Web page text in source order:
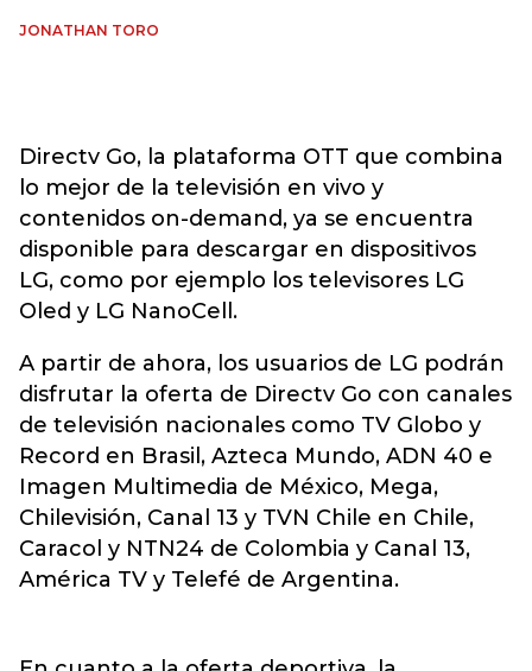
JONATHAN TORO
Directv Go, la plataforma OTT que combina
lo mejor de la televisión en vivo y
contenidos on-demand, ya se encuentra
disponible para descargar en dispositivos
LG, como por ejemplo los televisores LG
Oled y LG NanoCell.
A partir de ahora, los usuarios de LG podrán
disfrutar la oferta de Directv Go con canales
de televisión nacionales como TV Globo y
Record en Brasil, Azteca Mundo, ADN 40 e
Imagen Multimedia de México, Mega,
Chilevisión, Canal 13 y TVN Chile en Chile,
Caracol y NTN24 de Colombia y Canal 13,
América TV y Telefé de Argentina.